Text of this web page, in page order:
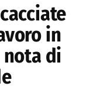
in
di